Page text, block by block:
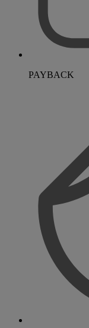
PAYBACK